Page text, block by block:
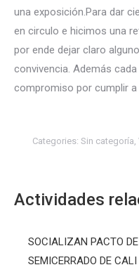
una exposición.Para dar
en circulo e hicimos una
por ende dejar claro
convivencia. Además
compromiso por cumplir a
Categories: Sin categoría,
Actividades
SOCIALIZAN PACTO
SEMICERRADO DE CALI